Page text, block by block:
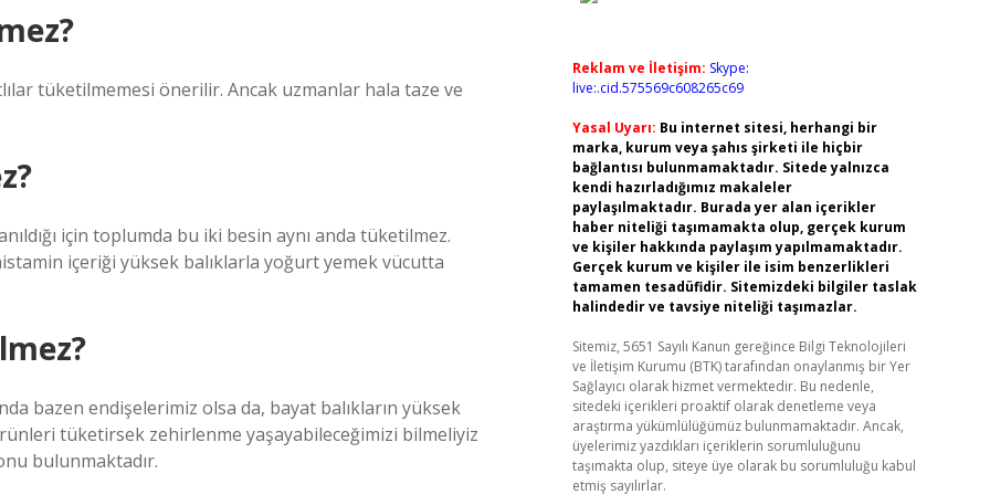
tüketilmemesi önerilir. Ancak uzmanlar hala taze ve
için toplumda bu iki besin aynı anda tüketilmez.
içeriği yüksek balıklarla yoğurt yemek vücutta
bazen endişelerimiz olsa da, bayat balıkların yüksek
tüketirsek zehirlenme yaşayabileceğimizi bilmeliyiz
bulunmaktadır.
Reklam ve İletişim: Skype:
live:.cid.575569c608265c69
Yasal Uyarı: Bu internet sitesi, herhangi bir
marka, kurum veya şahıs şirketi ile hiçbir
bağlantısı bulunmamaktadır. Sitede yalnızca
kendi hazırladığımız makaleler
paylaşılmaktadır. Burada yer alan içerikler
haber niteliği taşımamakta olup, gerçek kurum
ve kişiler hakkında paylaşım yapılmamaktadır.
Gerçek kurum ve kişiler ile isim benzerlikleri
tamamen tesadüfidir. Sitemizdeki bilgiler taslak
halindedir ve tavsiye niteliği taşımazlar.
Sitemiz, 5651 Sayılı Kanun gereğince Bilgi Teknolojileri
ve İletişim Kurumu (BTK) tarafından onaylanmış bir Yer
Sağlayıcı olarak hizmet vermektedir. Bu nedenle,
sitedeki içerikleri proaktif olarak denetleme veya
araştırma yükümlülüğümüz bulunmamaktadır. Ancak,
üyelerimiz yazdıkları içeriklerin sorumluluğunu
taşımakta olup, siteye üye olarak bu sorumluluğu kabul
etmiş sayılırlar.